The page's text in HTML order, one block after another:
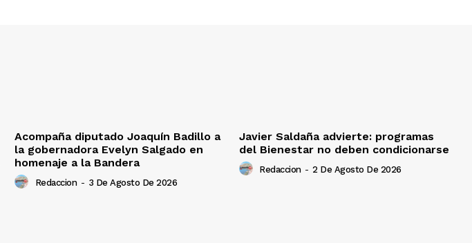
Acompaña diputado Joaquín Badillo a
la gobernadora Evelyn Salgado en
homenaje a la Bandera
Redaccion - 3 De Agosto De 2026
Javier Saldaña advierte: programas
del Bienestar no deben condicionarse
Redaccion - 2 De Agosto De 2026